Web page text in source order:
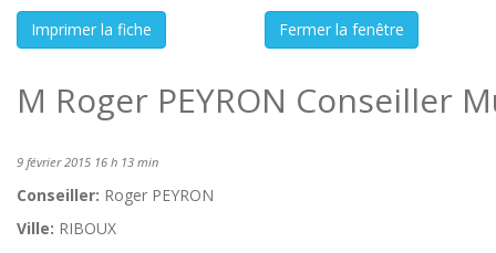
M Roger PEYRON Conseiller
9 février 2015 16 h 13 min
Conseiller: Roger PEYRON
Ville: RIBOUX